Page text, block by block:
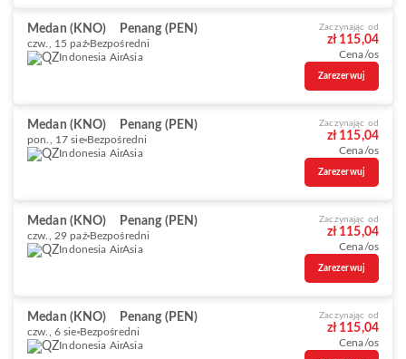
Medan (KNO) Penang (PEN)
czw., 15 paź Bezpośredni
Indonesia AirAsia
Zaczynając od
zł 115,04
Cena/os
Zarezerwuj
Medan (KNO) Penang (PEN)
pon., 17 sie Bezpośredni
Indonesia AirAsia
Zaczynając od
zł 115,04
Cena/os
Zarezerwuj
Medan (KNO) Penang (PEN)
czw., 29 paź Bezpośredni
Indonesia AirAsia
Zaczynając od
zł 115,04
Cena/os
Zarezerwuj
Medan (KNO) Penang (PEN)
czw., 6 sie Bezpośredni
Indonesia AirAsia
Zaczynając od
zł 115,04
Cena/os